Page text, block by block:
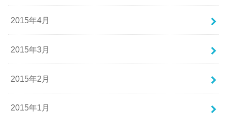
2015年4月
2015年3月
2015年2月
2015年1月